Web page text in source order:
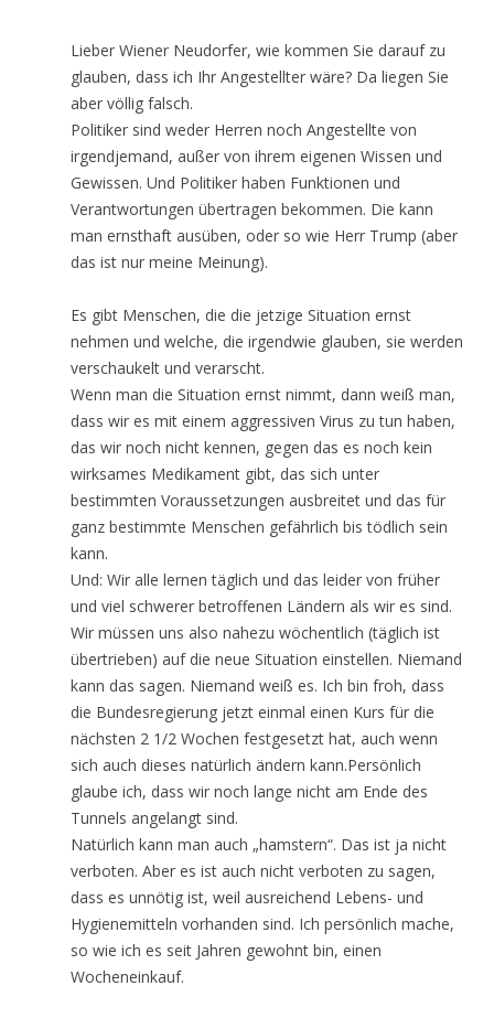
Lieber Wiener Neudorfer, wie kommen Sie darauf zu
glauben, dass ich Ihr Angestellter wäre? Da liegen Sie
aber völlig falsch.
Politiker sind weder Herren noch Angestellte von
irgendjemand, außer von ihrem eigenen Wissen und
Gewissen. Und Politiker haben Funktionen und
Verantwortungen übertragen bekommen. Die kann
man ernsthaft ausüben, oder so wie Herr Trump (aber
das ist nur meine Meinung).
Es gibt Menschen, die die jetzige Situation ernst
nehmen und welche, die irgendwie glauben, sie werden
verschaukelt und verarscht.
Wenn man die Situation ernst nimmt, dann weiß man,
dass wir es mit einem aggressiven Virus zu tun haben,
das wir noch nicht kennen, gegen das es noch kein
wirksames Medikament gibt, das sich unter
bestimmten Voraussetzungen ausbreitet und das für
ganz bestimmte Menschen gefährlich bis tödlich sein
kann.
Und: Wir alle lernen täglich und das leider von früher
und viel schwerer betroffenen Ländern als wir es sind.
Wir müssen uns also nahezu wöchentlich (täglich ist
übertrieben) auf die neue Situation einstellen. Niemand
kann das sagen. Niemand weiß es. Ich bin froh, dass
die Bundesregierung jetzt einmal einen Kurs für die
nächsten 2 1/2 Wochen festgesetzt hat, auch wenn
sich auch dieses natürlich ändern kann.Persönlich
glaube ich, dass wir noch lange nicht am Ende des
Tunnels angelangt sind.
Natürlich kann man auch „hamstern“. Das ist ja nicht
verboten. Aber es ist auch nicht verboten zu sagen,
dass es unnötig ist, weil ausreichend Lebens- und
Hygienemitteln vorhanden sind. Ich persönlich mache,
so wie ich es seit Jahren gewohnt bin, einen
Wocheneinkauf.